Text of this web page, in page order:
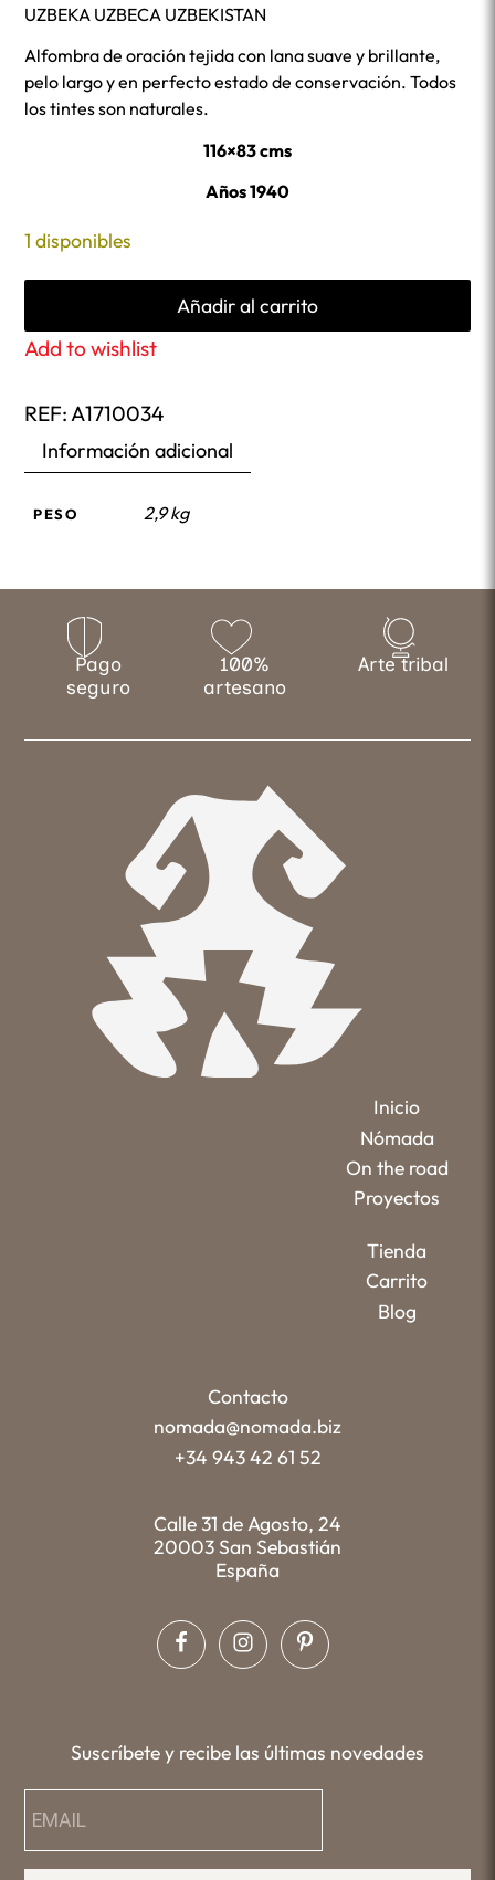
UZBEKA UZBECA UZBEKISTAN
Alfombra de oración tejida con lana suave y brillante,
pelo largo y en perfecto estado de conservación. Todos
los tintes son naturales.
116×83 cms
Años 1940
1 disponibles
Añadir al carrito
Add to wishlist
REF:A1710034
Información adicional
PESO 2,9 kg
Pago
seguro
100%
artesano
Arte tribal
Inicio
Nómada
On the road
Proyectos
Tienda
Carrito
Blog
Contacto
nomada@nomada.biz
+34 943 42 61 52
Calle 31 de Agosto, 24
20003 San Sebastián
España
Suscríbete y recibe las últimas novedades